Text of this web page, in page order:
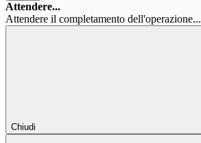
Attendere...
Attendere il completamento dell'operazione...
Chiudi